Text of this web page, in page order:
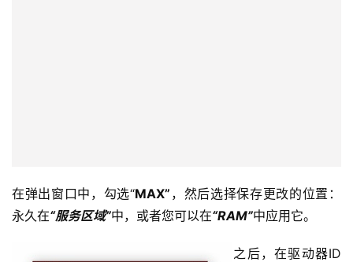
在弹出窗口中，勾选“MAX” ，然后选择保存更改的位置：
永久在“服务区域”中，或者您可以在“RAM”中应用它。
之后，在驱动器ID